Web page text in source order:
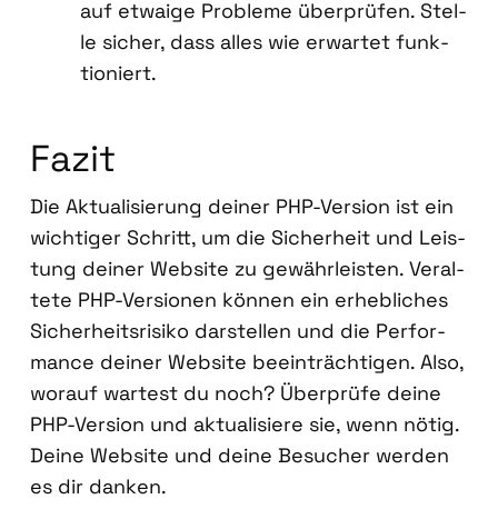
auf etwa­ige Pro­ble­me über­prü­fen. Stel­
le sicher, dass alles wie erwar­tet funk­
tio­niert.
Fazit
Die Aktua­li­sie­rung dei­ner PHP-Ver­si­on ist ein
wich­ti­ger Schritt, um die Sicher­heit und Leis­
tung dei­ner Web­site zu gewähr­leis­ten. Ver­al­
te­te PHP-Ver­sio­nen kön­nen ein erheb­li­ches
Sicher­heits­ri­si­ko dar­stel­len und die Per­for­
mance dei­ner Web­site beein­träch­ti­gen. Also,
wor­auf war­test du noch? Über­prü­fe dei­ne
PHP-Ver­si­on und aktua­li­sie­re sie, wenn nötig.
Dei­ne Web­site und dei­ne Besu­cher wer­den
es dir dan­ken.